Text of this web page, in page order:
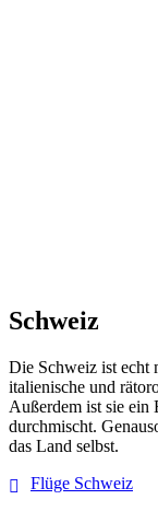
Schweiz
Die Schweiz ist echt
italienische und
Außerdem ist sie ein
durchmischt.
das Land selbst.
Flüge Schweiz